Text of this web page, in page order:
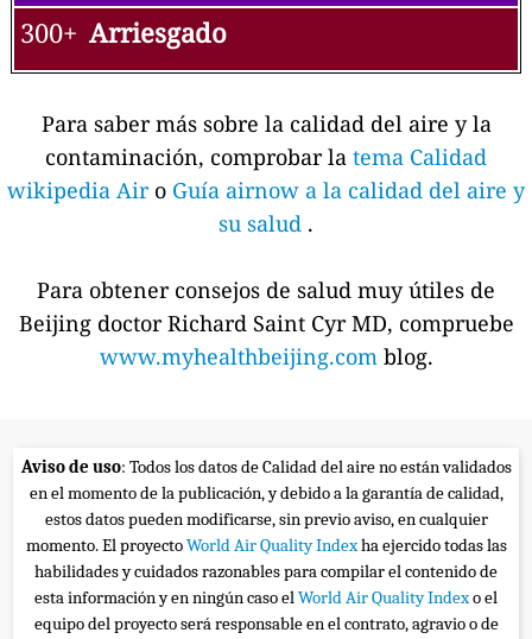
300+ Arriesgado
Para saber más sobre la calidad del aire y la
contaminación, comprobar la tema Calidad
wikipedia Air o Guía airnow a la calidad del aire y
su salud .
Para obtener consejos de salud muy útiles de
Beijing doctor Richard Saint Cyr MD, compruebe
www.myhealthbeijing.com blog.
Aviso de uso: Todos los datos de Calidad del aire no están validados
en el momento de la publicación, y debido a la garantía de calidad,
estos datos pueden modificarse, sin previo aviso, en cualquier
momento. El proyectoWorld Air Quality Indexha ejercido todas las
habilidades y cuidados razonables para compilar el contenido de
esta información y en ningún caso elWorld Air Quality Indexo el
equipo del proyecto será responsable en el contrato, agravio o de